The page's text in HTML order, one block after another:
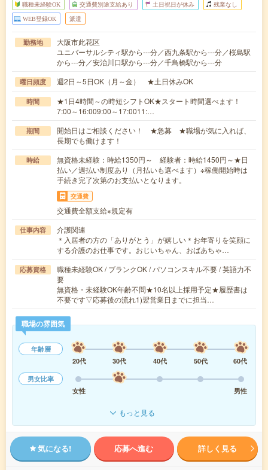
職種未経験OK 交通費別途支給あり 土日祝日が休み 残業なし
WEB登録OK 派遣
勤務地
大阪市此花区
ユニバーサルシティ駅から---分／西九条駅から---分／桜島駅
から---分／安治川口駅から---分／千鳥橋駅から---分
曜日頻度 週2日～5日OK（月～金） ★土日休みOK
時間
★1日4時間～の時短シフトOK★スタート時間選べます！
7:00～16:009:00～17:0011:…
期間
開始日はご相談ください！ ★急募 ★職場が気に入れば、
長期でも働けます！
時給
無資格未経験：時給1350円～ 経験者：時給1450円～★日
払い／週払い制度あり（月払いも選べます）※稼働開始時は
手続き完了次第のお支払いとなります。
交通費
交通費全額支給※規定有
仕事内容
介護関連
＊入居者の方の「ありがとう」が嬉しい＊お年寄りを笑顔に
する介護のお仕事です。おじいちゃん、おばあちゃ…
応募資格
職種未経験OK / ブランクOK / パソコンスキル不要 / 英語力不
要
無資格・未経験OK年齢不問★10名以上採用予定★履歴書は
不要です▽応募後の流れ1)翌営業日までに担当…
職場の雰囲気
年齢層
20代
30代 40代 50代
60代
男女比率
女性
男性
もっと見る
気になる! 応募へ進む 詳しく見る